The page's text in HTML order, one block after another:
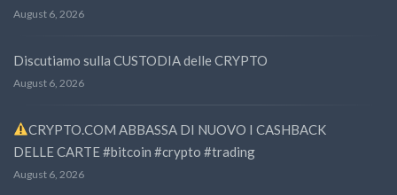
August 6, 2026
Discutiamo sulla CUSTODIA delle CRYPTO
August 6, 2026
CRYPTO.COM ABBASSA DI NUOVO I CASHBACK
DELLE CARTE #bitcoin #crypto #trading
August 6, 2026